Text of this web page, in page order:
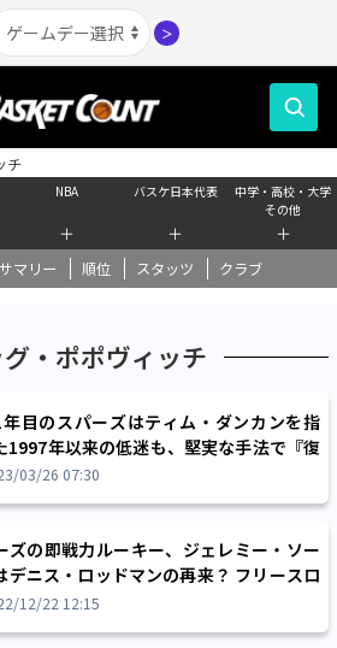
＞
NBA
＋
バスケ日本代表
＋
中学・高校・大学
その他
＋
マリー 順位 スタッツ クラブ
チ
・ポポヴィッチ
目のスパーズはティム・ダンカンを指
1997年以来の低迷も、堅実な手法で『復
基盤を築く
03/26 07:30
ズの即戦力ルーキー、ジェレミー・ソー
デニス・ロッドマンの再来？ フリースロ
ンハンドに挑戦
12/22 12:15